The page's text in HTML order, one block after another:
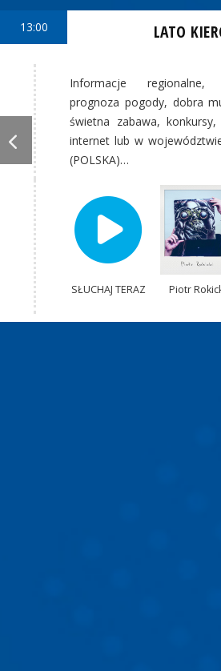
13:00 LATO
Informacje regionalne,
prognoza pogody, dobra
świetna zabawa,
internet lub w
(POLSKA)…
SŁUCHAJ TERAZ Piotr